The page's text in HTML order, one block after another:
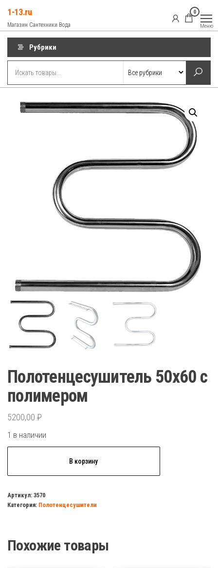
содержимому
1-13.ru
Магазин Сантехники Вода
0
Меню
Рубрики
Полотенцесушитель 50х60 с
полимером
5200,00 ₽
1 в наличии
50х60
с
В корзину
Артикул: 3570
Категория: Полотенцесушители
Похожие товары